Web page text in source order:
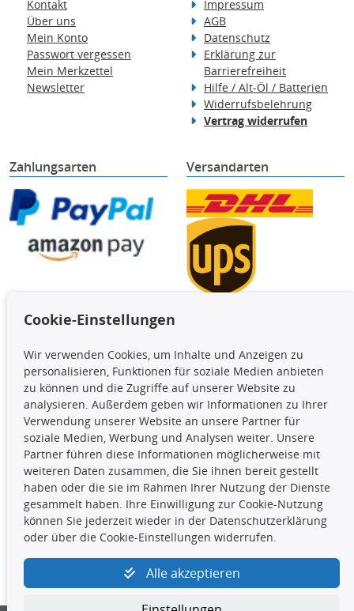
Kontakt
Über uns
Mein Konto
Passwort vergessen
Mein Merkzettel
Newsletter
Impressum
AGB
Datenschutz
Erklärung zur
Barrierefreiheit
Hilfe / Alt-Öl / Batterien
Widerrufsbelehrung
Vertrag widerrufen
Zahlungsarten Versandarten
Die hier angezeigten Daten,
insbesondere die gesamte Datenbank,
dürfen nicht kopiert werden. Es ist zu
unterlassen, die Daten oder die gesamte Datenbank ohne
vorherige Zustimmung TecDocs zu vervielfältigen, zu
verbreiten und/oder diese Handlungen durch Dritte ausführen
zu lassen. Ein Zuwiderhandeln stellt eine
Urheberrechtsverletzung dar und wird verfolgt.
Kontakt
4yourcar GmbH | Avidesweg 1 | 27386 Hemsbünde |
kundenservice@4yourcar.de
Cookie-Einstellungen
Wir verwenden Cookies, um Inhalte und Anzeigen zu
personalisieren, Funktionen für soziale Medien anbieten
zu können und die Zugriffe auf unserer Website zu
analysieren. Außerdem geben wir Informationen zu Ihrer
Verwendung unserer Website an unsere Partner für
soziale Medien, Werbung und Analysen weiter. Unsere
Partner führen diese Informationen möglicherweise mit
weiteren Daten zusammen, die Sie ihnen bereit gestellt
haben oder die sie im Rahmen Ihrer Nutzung der Dienste
gesammelt haben. Ihre Einwilligung zur Cookie-Nutzung
können Sie jederzeit wieder in der Datenschutzerklärung
oder über die Cookie-Einstellungen widerrufen.
Alle akzeptieren